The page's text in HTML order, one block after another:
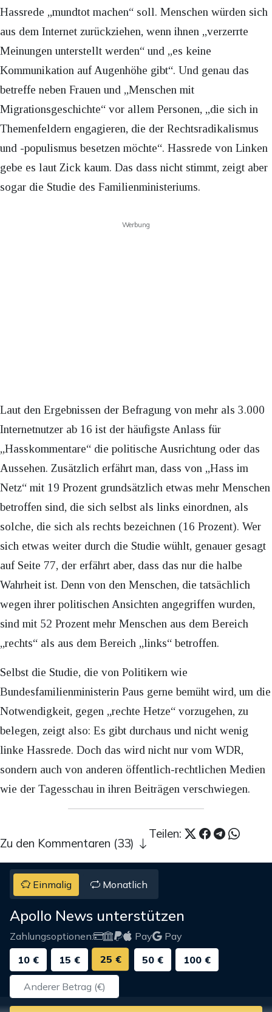
Hassrede „mundtot machen“ soll. Menschen würden sich
aus dem Internet zurückziehen, wenn ihnen „verzerrte
Meinungen unterstellt werden“ und „es keine
Kommunikation auf Augenhöhe gibt“. Und genau das
betreffe neben Frauen und „Menschen mit
Migrationsgeschichte“ vor allem Personen, „die sich in
Themenfeldern engagieren, die der Rechtsradikalismus
und -populismus besetzen möchte“. Hassrede von Linken
gebe es laut Zick kaum. Das dass nicht stimmt, zeigt aber
sogar die Studie des Familienministeriums.
Werbung
Laut den Ergebnissen der Befragung von mehr als 3.000
Internetnutzer ab 16 ist der häufigste Anlass für
„Hasskommentare“ die politische Ausrichtung oder das
Aussehen. Zusätzlich erfährt man, dass von „Hass im
Netz“ mit 19 Prozent grundsätzlich etwas mehr Menschen
betroffen sind, die sich selbst als links einordnen, als
solche, die sich als rechts bezeichnen (16 Prozent). Wer
sich etwas weiter durch die Studie wühlt, genauer gesagt
auf Seite 77, der erfährt aber, dass das nur die halbe
Wahrheit ist. Denn von den Menschen, die tatsächlich
wegen ihrer politischen Ansichten angegriffen wurden,
sind mit 52 Prozent mehr Menschen aus dem Bereich
„rechts“ als aus dem Bereich „links“ betroffen.
Selbst die Studie, die von Politikern wie
Bundesfamilienministerin Paus gerne bemüht wird, um die
Notwendigkeit, gegen „rechte Hetze“ vorzugehen, zu
belegen, zeigt also: Es gibt durchaus und nicht wenig
linke Hassrede. Doch das wird nicht nur vom WDR,
sondern auch von anderen öffentlich-rechtlichen Medien
wie der Tagesschau in ihren Beiträgen verschwiegen.
Teilen:
Zu den Kommentaren (33)
Einmalig Monatlich
Apollo News unterstützen
Zahlungsoptionen: Pay
Pay
10 €
15 € 25 € 50 € 100 €